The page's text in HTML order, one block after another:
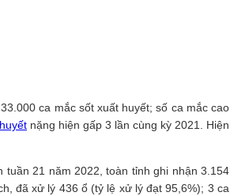
ca mắc sốt xuất huyết; số ca mắc cao
nặng hiện gấp 3 lần cùng kỳ 2021. Hiện
21 năm 2022, toàn tỉnh ghi nhận 3.154
đã xử lý 436 ổ (tỷ lệ xử lý đạt 95,6%); 3 ca